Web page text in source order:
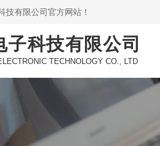
技有限公司官方网站！
子科技有限公司
TECHNOLOGY CO., LTD